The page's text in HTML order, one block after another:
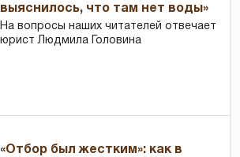
выяснилось, что там нет воды»
На вопросы наших читателей отвечает
юрист Людмила Головина
«Отбор был жестким»: как в